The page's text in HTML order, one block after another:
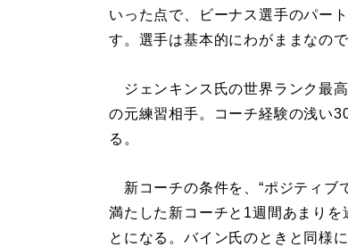
いった点で、ビーナス選手のパー
す。選手は基本的にわがままなの
ジェンキンス氏の世界ランク最
の元練習相手。コーチ経験の浅い
る。
新コーチの条件を、“ポジティブ
満たした新コーチと1週間あまり
とになる。バイン氏のときと同様